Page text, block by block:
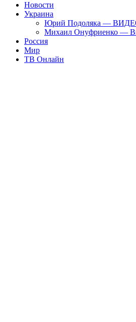
Новости
Украина
Юрий Подоляка —
Михаил Онуфриенко —
Россия
Мир
ТВ Онлайн